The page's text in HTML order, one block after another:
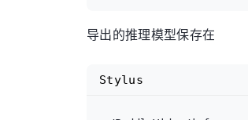
导出的推理模型保存在
Stylus